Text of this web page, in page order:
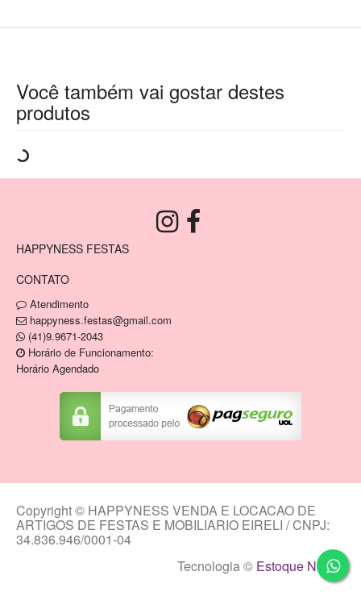
Você também vai gostar destes
produtos
HAPPYNESS FESTAS
CONTATO
Atendimento
happyness.festas@gmail.com
(41)9.9671-2043
Horário de Funcionamento:
Horário Agendado
Copyright © HAPPYNESS VENDA E LOCACAO DE
ARTIGOS DE FESTAS E MOBILIARIO EIRELI / CNPJ:
34.836.946/0001-04
Tecnologia © Estoque NOW.